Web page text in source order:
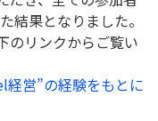
結果となりました。
のリンクからご覧い
経営”の経験をもとに